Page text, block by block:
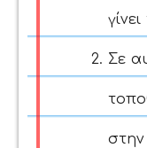
Σε
στην